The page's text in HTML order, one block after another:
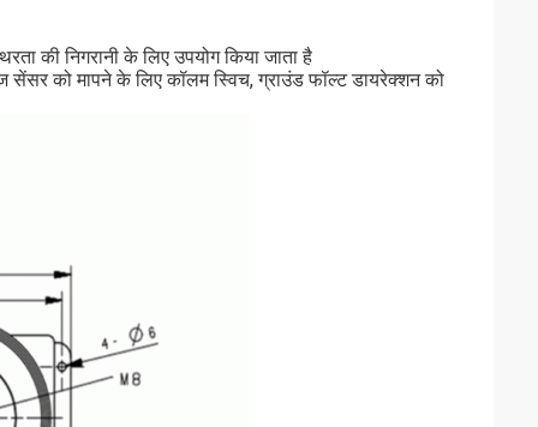
की निगरानी के लिए उपयोग किया जाता है
सेंसर को मापने के लिए कॉलम स्विच, ग्राउंड फॉल्ट डायरेक्शन को